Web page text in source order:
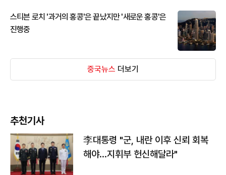
스티븐 로치 '과거의 홍콩'은 끝났지만 '새로운 홍콩'은
진행중
중국뉴스 더보기
추천기사
李대통령 "군, 내란 이후 신뢰 회복
해야…지휘부 헌신해달라"